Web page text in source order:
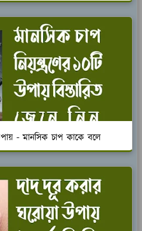
- মানসিক চাপ কাকে বলে